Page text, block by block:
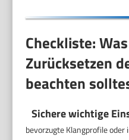
Checkliste:
Zurücksetzen
beachten
Sichere wichtige
bevorzugte Klangprofile oder